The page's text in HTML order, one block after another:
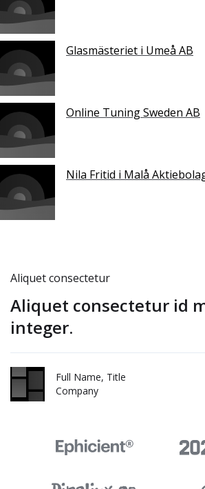
Glasmästeriet i Umeå AB
Online Tuning Sweden AB
Nila Fritid i Malå
Aliquet consectetur
Aliquet consectetur id
integer.
Full Name, Title
Company